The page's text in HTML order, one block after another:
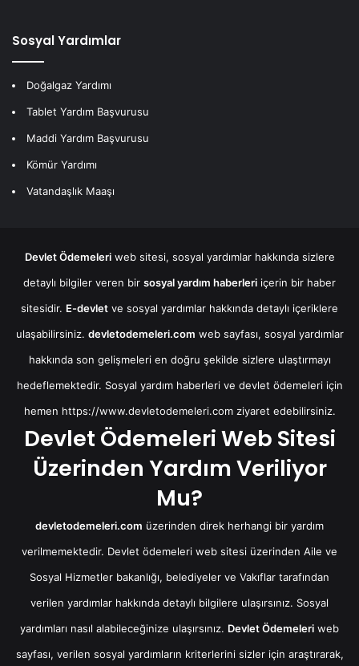
Sosyal Yardımlar
Doğalgaz Yardımı
Tablet Yardım Başvurusu
Maddi Yardım Başvurusu
Kömür Yardımı
Vatandaşlık Maaşı
Devlet Ödemeleriweb sitesi, sosyal yardımlar hakkında sizlere
detaylı bilgiler veren bir sosyal yardım haberleri içerin bir haber
sitesidir. E-devlet ve sosyal yardımlar hakkında detaylı içeriklere
ulaşabilirsiniz. devletodemeleri.com web sayfası, sosyal yardımlar
hakkında son gelişmeleri en doğru şekilde sizlere ulaştırmayı
hedeflemektedir. Sosyal yardım haberleri ve devlet ödemeleri için
hemen https://www.devletodemeleri.comziyaret edebilirsiniz.
Devlet Ödemeleri Web Sitesi
Üzerinden Yardım Veriliyor
Mu?
devletodemeleri.com üzerinden direk herhangi bir yardım
verilmemektedir. Devlet ödemeleri web sitesi üzerinden Aile ve
Sosyal Hizmetler bakanlığı, belediyeler ve Vakıflar tarafından
verilen yardımlar hakkında detaylı bilgilere ulaşırsınız. Sosyal
yardımları nasıl alabileceğinize ulaşırsınız. Devlet Ödemeleri web
sayfası, verilen sosyal yardımların kriterlerini sizler için araştırarak,